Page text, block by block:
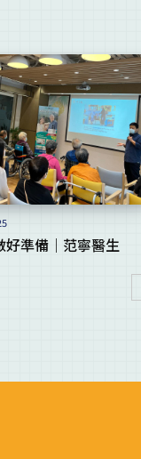
準備｜范寧醫生